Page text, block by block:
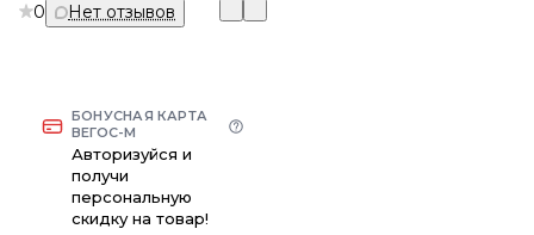
0 Нет отзывов
БОНУСНАЯ КАРТА
ВЕГОС-М
Авторизуйся и
получи
персональную
скидку на товар!